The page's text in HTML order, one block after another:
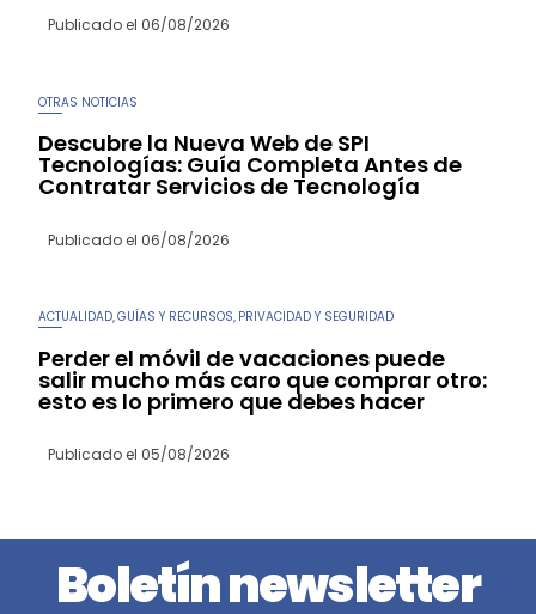
Publicado el 06/08/2026
OTRAS NOTICIAS
Descubre la Nueva Web de SPI
Tecnologías: Guía Completa Antes de
Contratar Servicios de Tecnología
Publicado el 06/08/2026
ACTUALIDAD,GUÍAS Y RECURSOS, PRIVACIDAD Y SEGURIDAD
Perder el móvil de vacaciones puede
salir mucho más caro que comprar otro:
esto es lo primero que debes hacer
Publicado el 05/08/2026
Boletín newsletter